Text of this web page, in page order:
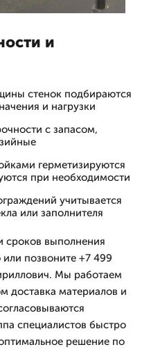
и
стенок подбираются
и нагрузки
с запасом,
герметизируются
при необходимости
учитывается
или заполнителя
сроков выполнения
позвоните +7 499
Мы работаем
доставка материалов и
специалистов быстро
решение по